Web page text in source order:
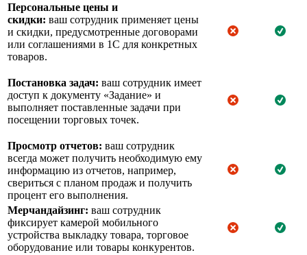
Персональные цены и
скидки: ваш сотрудник применяет цены
и скидки, предусмотренные договорами
или соглашениями в 1С для конкретных
товаров.
Постановка задач: ваш сотрудник имеет
доступ к документу «Задание» и
выполняет поставленные задачи при
посещении торговых точек.
Просмотр отчетов: ваш сотрудник
всегда может получить необходимую ему
информацию из отчетов, например,
свериться с планом продаж и получить
процент его выполнения.
Мерчандайзинг: ваш сотрудник
фиксирует камерой мобильного
устройства выкладку товара, торговое
оборудование или товары конкурентов.